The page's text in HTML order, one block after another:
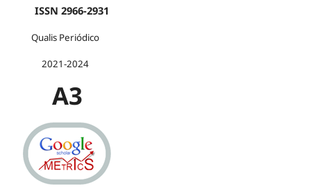
ISSN 2966-2931
Qualis Periódico
2021-2024
A3